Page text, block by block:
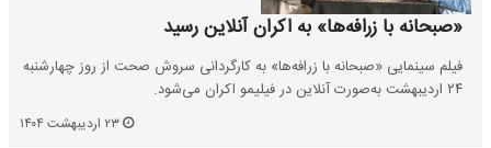
«صبحانه با زرافه‌ها» به اکران آنلاین رسید
فیلم سینمایی «صبحانه با زرافه‌ها» به کارگردانی سروش صحت از روز چهارشنبه
۲۴ اردیبهشت به‌صورت آنلاین در فیلیمو اکران می‌شود.